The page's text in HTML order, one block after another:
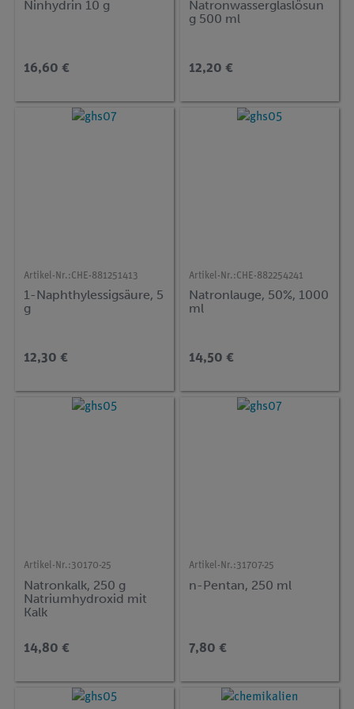
Ninhydrin 10 g
16,60 €
Natronwasserglaslösun
g 500 ml
12,20 €
Artikel-Nr.:CHE-881251413
1-Naphthylessigsäure, 5
g
12,30 €
Artikel-Nr.:CHE-882254241
Natronlauge, 50%, 1000
ml
14,50 €
Artikel-Nr.:30170-25
Natronkalk, 250 g
Natriumhydroxid mit
Kalk
14,80 €
Artikel-Nr.:31707-25
n-Pentan, 250 ml
7,80 €